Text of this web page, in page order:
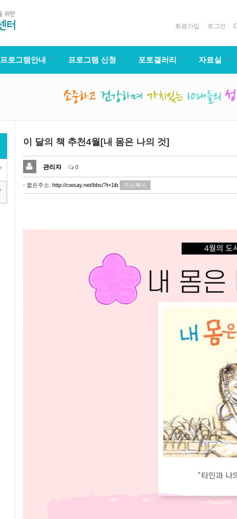
회원가입 로그인
프로그램안내 프로그램 신청 포토갤러리 자료실
이 달의 책 추천4월[내 몸은 나의 것]
관리자 0
- 짧은주소: http://cwsay.net/bbs/?t=1ib 주소복사